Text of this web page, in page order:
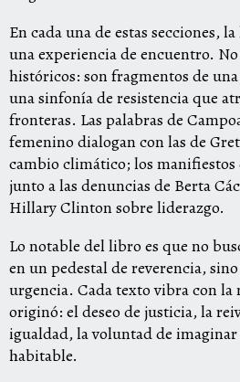
En cada una de estas secciones,
una experiencia de encuentro.
históricos: son fragmentos de
una sinfonía de resistencia que
fronteras. Las palabras de
femenino dialogan con las de
cambio climático; los manifiestos
junto a las denuncias de Berta
Hillary Clinton sobre liderazgo.
Lo notable del libro es que no
en un pedestal de reverencia,
urgencia. Cada texto vibra con la
originó: el deseo de justicia, la
igualdad, la voluntad de
habitable.